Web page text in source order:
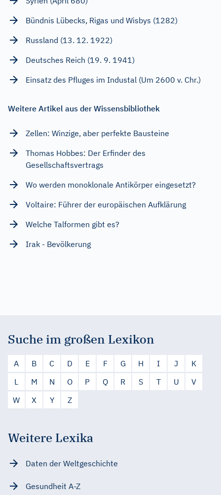
Bündnis Lübecks, Rigas und Wisbys (1282)
Russland (13. 12. 1922)
Deutsches Reich (19. 9. 1941)
Einsatz des Pfluges im Industal (Um 2600 v. Chr.)
Weitere Artikel aus der Wissensbibliothek
Zellen: Winzige, aber perfekte Bausteine
Thomas Hobbes: Der Erfinder des
Gesellschaftsvertrags
Wo werden monoklonale Antikörper eingesetzt?
Voltaire: Führer der europäischen Aufklärung
Welche Talformen gibt es?
Irak - Bevölkerung
Suche im großen Lexikon
A B C D E F G H I J
K
L
M N O P Q R S T U
V
W
X Y Z
Weitere Lexika
Daten der Weltgeschichte
Gesundheit A-Z